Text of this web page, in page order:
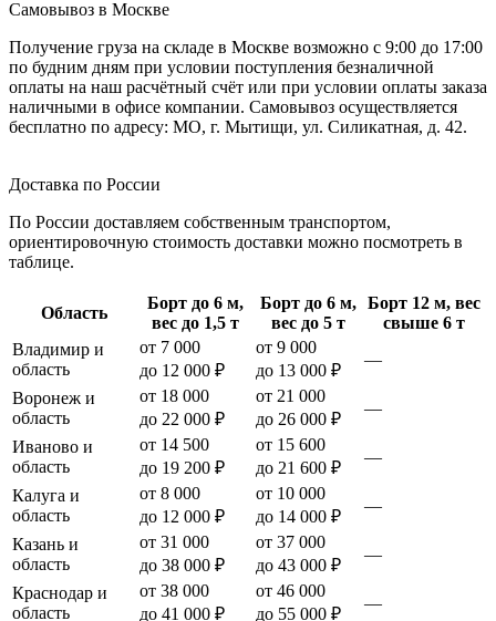
Самовывоз в Москве
Получение груза на складе в Москве возможно с 9:00 до 17:00
по будним дням при условии поступления безналичной
оплаты на наш расчётный счёт или при условии оплаты заказа
наличными в офисе компании. Самовывоз осуществляется
бесплатно по адресу: МО, г. Мытищи, ул. Силикатная, д. 42.
Доставка по России
По России доставляем собственным транспортом,
ориентировочную стоимость доставки можно посмотреть в
таблице.
Область
Борт до 6 м,
вес до 1,5 т
Борт до 6 м,
вес до 5 т
Борт 12 м, вес
свыше 6 т
Владимир и
область
от 7 000
до 12 000 ₽
от 9 000
до 13 000 ₽
—
Воронеж и
область
от 18 000
до 22 000 ₽
от 21 000
до 26 000 ₽
—
Иваново и
область
от 14 500
до 19 200 ₽
от 15 600
до 21 600 ₽
—
Калуга и
область
от 8 000
до 12 000 ₽
от 10 000
до 14 000 ₽
—
Казань и
область
от 31 000
до 38 000 ₽
от 37 000
до 43 000 ₽
—
Краснодар и
область
от 38 000
до 41 000 ₽
от 46 000
до 55 000 ₽
—